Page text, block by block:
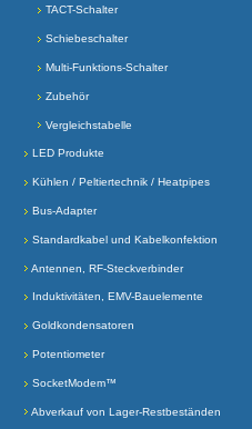
TACT-Schalter
Schiebeschalter
Multi-Funktions-Schalter
Zubehör
Vergleichstabelle
LED Produkte
Kühlen / Peltiertechnik / Heatpipes
Bus-Adapter
Standardkabel und Kabelkonfektion
Antennen, RF-Steckverbinder
Induktivitäten, EMV-Bauelemente
Goldkondensatoren
Potentiometer
SocketModem™
Abverkauf von Lager-Restbeständen